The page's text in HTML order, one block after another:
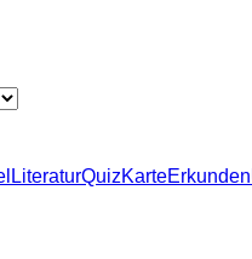
LiteraturQuizKarteErkunden